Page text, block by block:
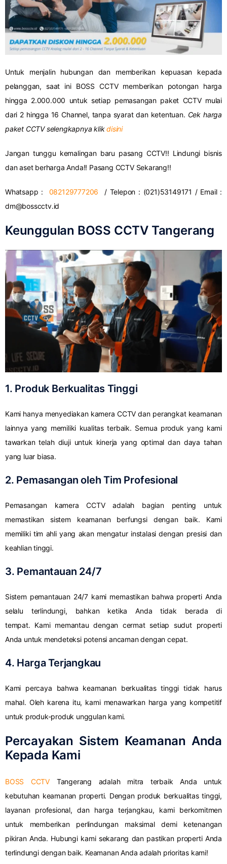
Untuk menjalin hubungan dan memberikan kepuasan kepada
pelanggan, saat ini BOSS CCTV memberikan potongan harga
hingga 2.000.000 untuk setiap pemasangan paket CCTV mulai
dari 2 hingga 16 Channel, tanpa syarat dan ketentuan. Cek harga
paket CCTV selengkapnya klikdisini
Jangan tunggu kemalingan baru pasang CCTV!! Lindungi bisnis
dan aset berharga Anda!! Pasang CCTV Sekarang!!
Whatsapp : 082129777206 / Telepon : (021)53149171 / Email :
dm@bosscctv.id
Keunggulan BOSS CCTV Tangerang
1. Produk Berkualitas Tinggi
Kami hanya menyediakan kamera CCTV dan perangkat keamanan
lainnya yang memiliki kualitas terbaik. Semua produk yang kami
tawarkan telah diuji untuk kinerja yang optimal dan daya tahan
yang luar biasa.
2. Pemasangan oleh Tim Profesional
Pemasangan kamera CCTV adalah bagian penting untuk
memastikan sistem keamanan berfungsi dengan baik. Kami
memiliki tim ahli yang akan mengatur instalasi dengan presisi dan
keahlian tinggi.
3. Pemantauan 24/7
Sistem pemantauan 24/7 kami memastikan bahwa properti Anda
selalu terlindungi, bahkan ketika Anda tidak berada di
tempat. Kami memantau dengan cermat setiap sudut properti
Anda untuk mendeteksi potensi ancaman dengan cepat.
4. Harga Terjangkau
Kami percaya bahwa keamanan berkualitas tinggi tidak harus
mahal. Oleh karena itu, kami menawarkan harga yang kompetitif
untuk produk-produk unggulan kami.
Percayakan Sistem Keamanan Anda
Kepada Kami
BOSS CCTV Tangerang adalah mitra terbaik Anda untuk
kebutuhan keamanan properti. Dengan produk berkualitas tinggi,
layanan profesional, dan harga terjangkau, kami berkomitmen
untuk memberikan perlindungan maksimal demi ketenangan
pikiran Anda. Hubungi kami sekarang dan pastikan properti Anda
terlindungi dengan baik. Keamanan Anda adalah prioritas kami!